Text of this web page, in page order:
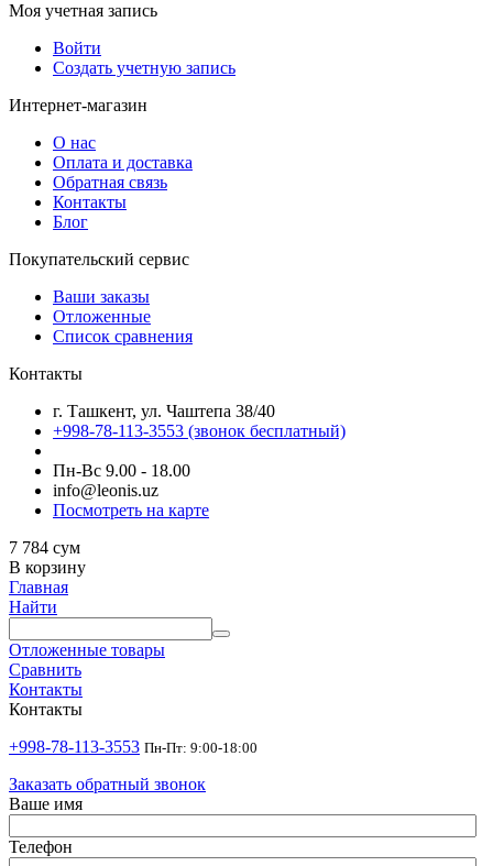
Моя учетная запись
Войти
Создать учетную запись
Интернет-магазин
О нас
Оплата и доставка
Обратная связь
Контакты
Блог
Покупательский сервис
Ваши заказы
Отложенные
Список сравнения
Контакты
г. Ташкент, ул. Чаштепа 38/40
+998-78-113-3553 (звонок бесплатный)
Пн-Вс 9.00 - 18.00
info@leonis.uz
Посмотреть на карте
7 784 сум
В корзину
Главная
Найти
Отложенные товары
Сравнить
Контакты
Контакты
+998-78-113-3553 Пн-Пт: 9:00-18:00
Заказать обратный звонок
Ваше имя
Телефон